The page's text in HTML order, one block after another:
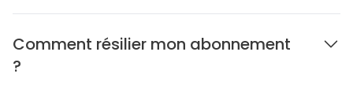
Comment résilier mon abonnement
?